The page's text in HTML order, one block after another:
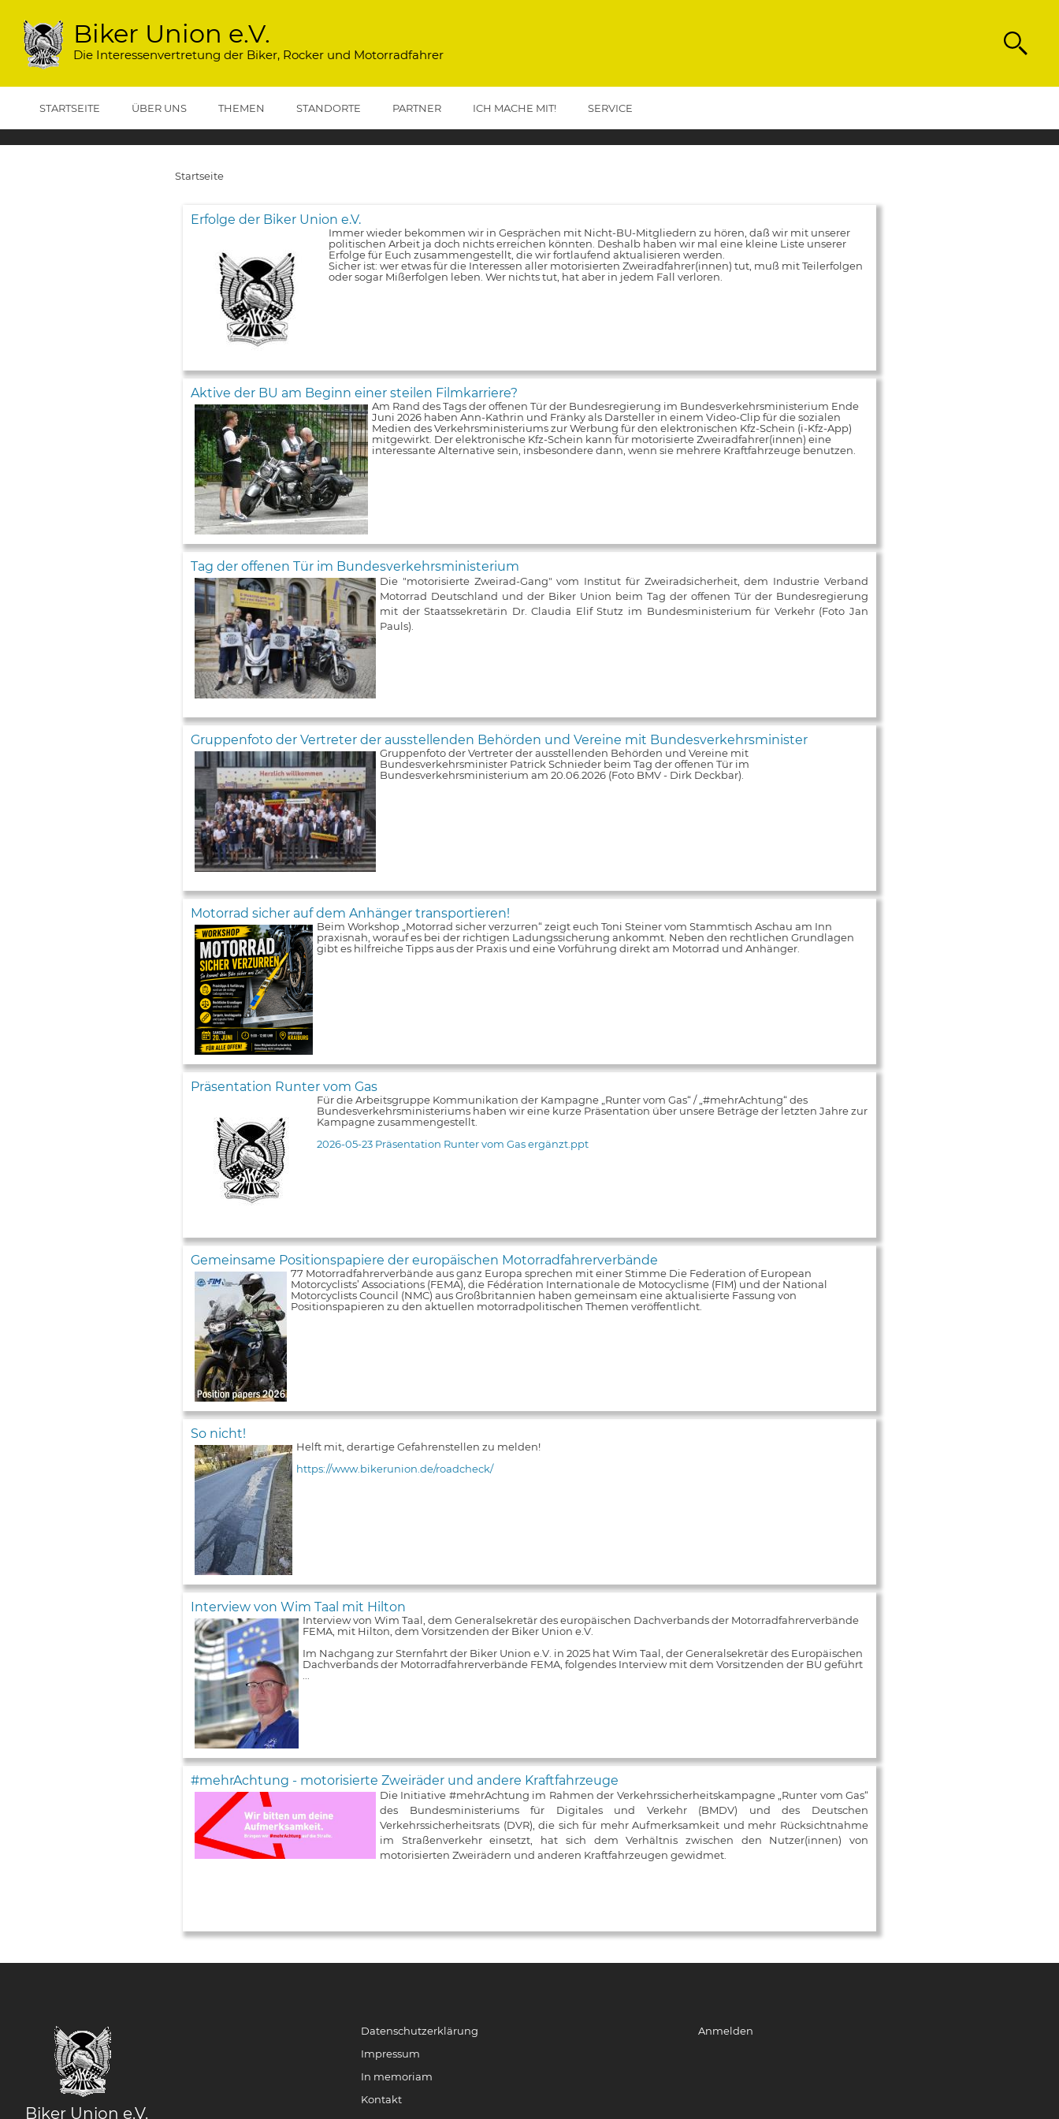
Inhalt
Biker Union e.V.
Die Interessenvertretung der Biker, Rocker und Motorradfahrer
STARTSEITE ÜBER UNS THEMEN STANDORTE PARTNER ICH MACHE MIT! SERVICE
Startseite
Erfolge der Biker Union e.V.
Immer wieder bekommen wir in Gesprächen mit Nicht-BU-Mitgliedern zu hören, daß wir mit unserer
politischen Arbeit ja doch nichts erreichen könnten. Deshalb haben wir mal eine kleine Liste unserer
Erfolge für Euch zusammengestellt, die wir fortlaufend aktualisieren werden.
Sicher ist: wer etwas für die Interessen aller motorisierten Zweiradfahrer(innen) tut, muß mit Teilerfolgen
oder sogar Mißerfolgen leben. Wer nichts tut, hat aber in jedem Fall verloren.
Aktive der BU am Beginn einer steilen Filmkarriere?
Am Rand des Tags der offenen Tür der Bundesregierung im Bundesverkehrsministerium Ende
Juni 2026 haben Ann-Kathrin und Fränky als Darsteller in einem Video-Clip für die sozialen
Medien des Verkehrsministeriums zur Werbung für den elektronischen Kfz-Schein (i-Kfz-App)
mitgewirkt. Der elektronische Kfz-Schein kann für motorisierte Zweiradfahrer(innen) eine
interessante Alternative sein, insbesondere dann, wenn sie mehrere Kraftfahrzeuge benutzen.
Tag der offenen Tür im Bundesverkehrsministerium
Die "motorisierte Zweirad-Gang" vom Institut für Zweiradsicherheit, dem Industrie Verband
Motorrad Deutschland und der Biker Union beim Tag der offenen Tür der Bundesregierung
mit der Staatssekretärin Dr. Claudia Elif Stutz im Bundesministerium für Verkehr (Foto Jan
Pauls).
Gruppenfoto der Vertreter der ausstellenden Behörden und Vereine mit Bundesverkehrsminister
Gruppenfoto der Vertreter der ausstellenden Behörden und Vereine mit
Bundesverkehrsminister Patrick Schnieder beim Tag der offenen Tür im
Bundesverkehrsministerium am 20.06.2026 (Foto BMV - Dirk Deckbar).
Motorrad sicher auf dem Anhänger transportieren!
Beim Workshop „Motorrad sicher verzurren“ zeigt euch Toni Steiner vom Stammtisch Aschau am Inn
praxisnah, worauf es bei der richtigen Ladungssicherung ankommt. Neben den rechtlichen Grundlagen
gibt es hilfreiche Tipps aus der Praxis und eine Vorführung direkt am Motorrad und Anhänger.
Präsentation Runter vom Gas
Für die Arbeitsgruppe Kommunikation der Kampagne „Runter vom Gas“ / „#mehrAchtung“ des
Bundesverkehrsministeriums haben wir eine kurze Präsentation über unsere Beträge der letzten Jahre zur
Kampagne zusammengestellt.
2026-05-23 Präsentation Runter vom Gas ergänzt.ppt
Gemeinsame Positionspapiere der europäischen Motorradfahrerverbände
77 Motorradfahrerverbände aus ganz Europa sprechen mit einer Stimme Die Federation of European
Motorcyclists’ Associations (FEMA), die Fédération Internationale de Motocyclisme (FIM) und der National
Motorcyclists Council (NMC) aus Großbritannien haben gemeinsam eine aktualisierte Fassung von
Positionspapieren zu den aktuellen motorradpolitischen Themen veröffentlicht.
So nicht!
Helft mit, derartige Gefahrenstellen zu melden!
https://www.bikerunion.de/roadcheck/
Interview von Wim Taal mit Hilton
Interview von Wim Taal, dem Generalsekretär des europäischen Dachverbands der Motorradfahrerverbände
FEMA, mit Hilton, dem Vorsitzenden der Biker Union e.V.
Im Nachgang zur Sternfahrt der Biker Union e.V. in 2025 hat Wim Taal, der Generalsekretär des Europäischen
Dachverbands der Motorradfahrerverbände FEMA, folgendes Interview mit dem Vorsitzenden der BU geführt
#mehrAchtung - motorisierte Zweiräder und andere Kraftfahrzeuge
Die Initiative #mehrAchtung im Rahmen der Verkehrssicherheitskampagne „Runter vom Gas“
des Bundesministeriums für Digitales und Verkehr (BMDV) und des Deutschen
Verkehrssicherheitsrats (DVR), die sich für mehr Aufmerksamkeit und mehr Rücksichtnahme
im Straßenverkehr einsetzt, hat sich dem Verhältnis zwischen den Nutzer(innen) von
motorisierten Zweirädern und anderen Kraftfahrzeugen gewidmet.
Biker Union e.V.
Datenschutzerklärung
Impressum
In memoriam
Kontakt
Anmelden